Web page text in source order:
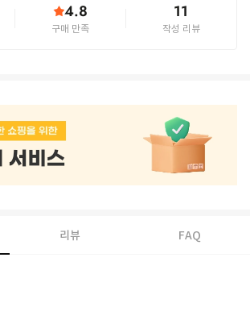
4.8
구매 만족
11
작성 리뷰
리뷰 FAQ